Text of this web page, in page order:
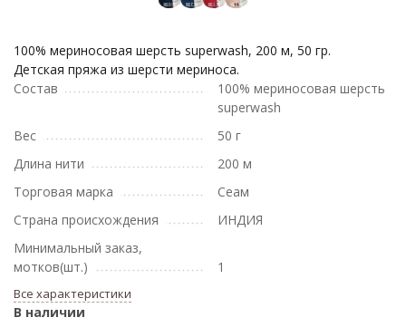
100% мериносовая шерсть superwash, 200 м, 50 гр.
Детская пряжа из шерсти мериноса.
Состав
100% мериносовая шерсть
superwash
Вес
50 г
Длина нити
200 м
Торговая марка
Сеам
Страна происхождения
ИНДИЯ
Минимальный заказ,
мотков(шт.)
1
Все характеристики
В наличии